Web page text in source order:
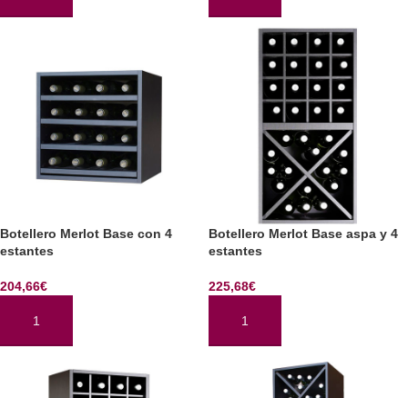
Botellero Merlot Base con 4
estantes
204,66€
AÑADIR AL CARRITO
Botellero Merlot Base aspa y 4
estantes
225,68€
AÑADIR AL CARRITO